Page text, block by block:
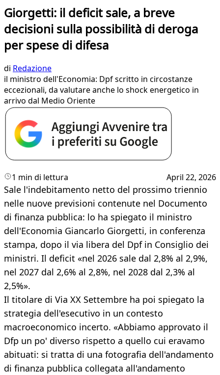
Giorgetti: il deficit sale, a breve
decisioni sulla possibilità di deroga
per spese di difesa
di Redazione
il ministro dell'Economia: Dpf scritto in circostanze
eccezionali, da valutare anche lo shock energetico in
arrivo dal Medio Oriente
1 min di lettura April 22, 2026
Sale l'indebitamento netto del prossimo triennio
nelle nuove previsioni contenute nel Documento
di finanza pubblica: lo ha spiegato il ministro
dell'Economia Giancarlo Giorgetti, in conferenza
stampa, dopo il via libera del Dpf in Consiglio dei
ministri. Il deficit «nel 2026 sale dal 2,8% al 2,9%,
nel 2027 dal 2,6% al 2,8%, nel 2028 dal 2,3% al
2,5%».
Il titolare di Via XX Settembre ha poi spiegato la
strategia dell'esecutivo in un contesto
macroeconomico incerto. «Abbiamo approvato il
Dfp un po' diverso rispetto a quello cui eravamo
abituati: si tratta di una fotografia dell'andamento
di finanza pubblica collegata all'andamento